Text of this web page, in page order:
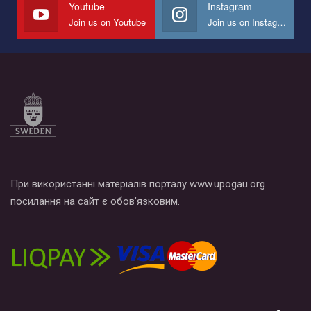
Youtube
Join us on Youtube
Instagram
Join us on Instagram
При використанні матеріалів порталу www.upogau.org
посилання на сайт є обов’язковим.